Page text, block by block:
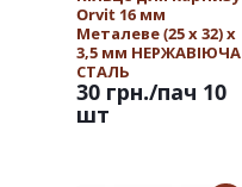
Orvit 16 мм
Металеве (25 х 32) х
3,5 мм НЕРЖАВІЮЧА
СТАЛЬ
30 грн./пач 10
шт